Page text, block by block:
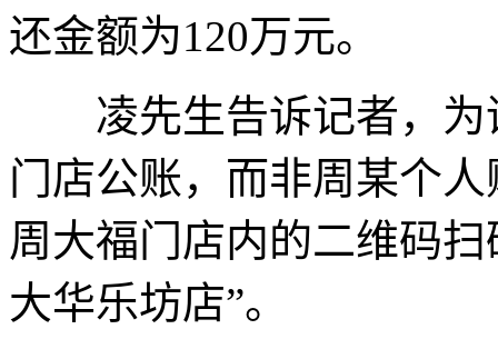
还金额为120万元。
凌先生告诉记者，为
门店公账，而非周某个
周大福门店内的二维码
大华乐坊店”。